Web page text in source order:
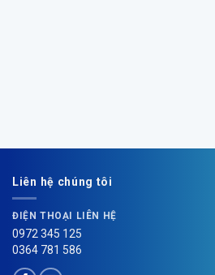
Liên hệ chúng tôi
ĐIỆN THOẠI LIÊN HỆ
0972 345 125
0364 781 586